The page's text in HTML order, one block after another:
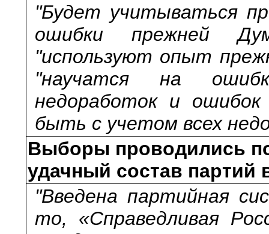
"Будет учитываться
ошибки прежней
"используют опыт
"научатся на
недоработок и
быть с учетом всех
Выборы проводились
удачный состав партий
"Введена партийная
то, «Справедливая